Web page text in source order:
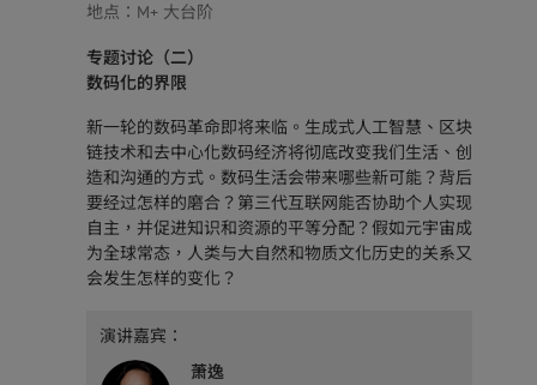
地点： M+ 大台阶
专题讨论（二）
数码化的界限
新一轮的数码革命即将来临。生成式人工智慧、区块
链技术和去中心化数码经济将彻底改变我们生活、创
造和沟通的方式。数码生活会带来哪些新可能？背后
要经过怎样的磨合？第三代互联网能否协助个人实现
自主，并促进知识和资源的平等分配？假如元宇宙成
为全球常态，人类与大自然和物质文化历史的关系又
会发生怎样的变化？
演讲嘉宾：
萧逸